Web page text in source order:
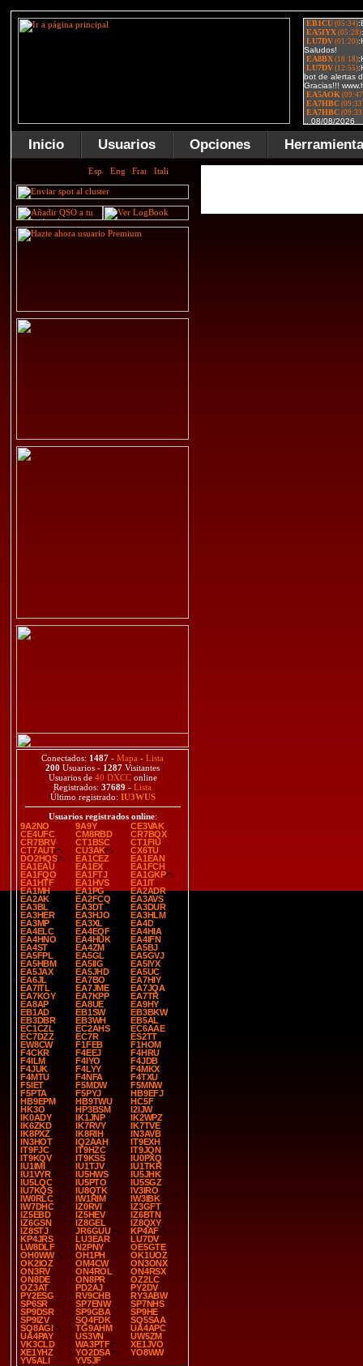
Inicio Usuarios Opciones
Conectados: 1487 - Mapa - Lista
200 Usuarios - 1287 Visitantes
Usuarios de 40 DXCConline
Registrados: 37689 - Lista
Último registrado: IU3WUS
Usuarios registrados online:
9A2NO
9A9Y
CE3VAK
CE4UFC
CM8RBD
CR7BQX
CR7BRV
CT1BSC
CT1FIU
CT7AUT
CU3AK
CX6TU
DO2HQS
EA1CEZ
EA1EAN
EA1EAU
EA1EX
EA1FCH
EA1FQO
EA1FTJ
EA1GKP
EA1HTF
EA1HVS
EA1IT
EA1MH
EA1PG
EA2ADR
EA2AK
EA2FCQ
EA3AVS
EA3BL
EA3DT
EA3DUR
EA3HER
EA3HJO
EA3HLM
EA3MP
EA3XL
EA4D
EA4ELC
EA4EQF
EA4HIA
EA4HNO
EA4HUK
EA4IFN
EA4ST
EA4ZM
EA5BJ
EA5FPL
EA5GL
EA5GVJ
EA5HBM
EA5IIG
EA5IYX
EA5JAX
EA5JHD
EA5UC
EA6JL
EA7BO
EA7HIY
EA7ITL
EA7JME
EA7JQA
EA7KOY
EA7KPP
EA7TR
EA8AP
EA8UE
EA9HY
EB1AD
EB1SW
EB3BKW
EB3DBR
EB3WH
EB5AL
EC1CZL
EC2AHS
EC6AAE
EC7DZZ
EC7R
ES2TT
EW8CW
F1FEB
F1HOM
F4CKR
F4EEJ
F4HRU
F4ILM
F4IYO
F4JDB
F4JUK
F4LYY
F4MKX
F4MTU
F4NFA
F4TXU
F5IET
F5MDW
F5MNW
F5PTA
F5PYJ
HB9EFJ
HB9EPM
HB9TWU
HC5F
HK3O
HP3BSM
I2IJW
IK0ADY
IK1JNP
IK2WPZ
IK6ZKD
IK7RVY
IK7TVE
IK8PXZ
IK8RIH
IN3AVB
IN3HOT
IQ2AAH
IT9EXH
IT9FJC
IT9HZC
IT9JQN
IT9KQV
IT9KSS
IU0PXQ
IU1IMI
IU1TJV
IU1TKR
IU1VYR
IU5HWS
IU5JHK
IU5LQC
IU5PTO
IU5SGZ
IU7KQS
IU8QTK
IV3IRO
IW0RLC
IW1RIM
IW3IBK
IW7DHC
IZ0RVI
IZ3GFT
IZ5EBD
IZ5HEV
IZ6BTN
IZ6GSN
IZ8GEL
IZ8QXY
IZ8STJ
JR6GUU
KP4AF
KP4JRS
LU3EAR
LU7DV
LW8DLF
N2PNY
OE5GTE
OH0WW
OH1PH
OK1UOZ
OK2IOZ
OM4CW
ON3ONX
ON3RV
ON4ROL
ON4RSX
ON8DE
ON8PR
OZ2LC
OZ3AT
PD2AJ
PY2DV
PY2ESG
RV9CHB
RY3ABW
SP6SR
SP7ENW
SP7NHS
SP9DSR
SP9GBA
SP9HE
SP9IZV
SQ4FDK
SQ5SAA
SQ8AGI
TG9AHM
UA4APC
UA4PAY
US3VN
UW5ZM
VK3CLD
WA3PTF
XE1JVO
XE1YHZ
YO2DSA
YO8WW
YV5ALI
YV5JF